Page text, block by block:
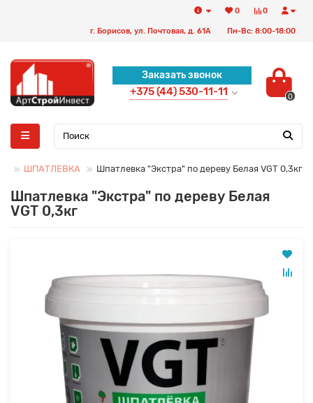
0
0
г. Борисов, ул. Почтовая, д. 61А Пн-Вс: 8:00-18:00
Заказать звонок
+375 (44) 530-11-11 0
ШПАТЛЕВКА Шпатлевка "Экстра" по дереву Белая VGT 0,3кг
Шпатлевка "Экстра" по дереву Белая
VGT 0,3кг